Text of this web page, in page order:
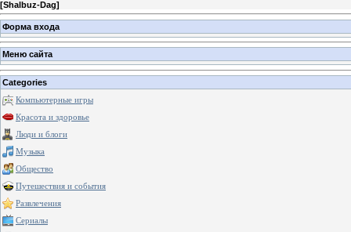
[Shalbuz-Dag]
Форма входа
Меню сайта
Categories
Компьютерные игры
Красота и здоровье
Люди и блоги
Музыка
Общество
Путешествия и события
Развлечения
Сериалы